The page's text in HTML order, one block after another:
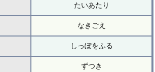
たいあたり
なきごえ
しっぽをふる
ずつき